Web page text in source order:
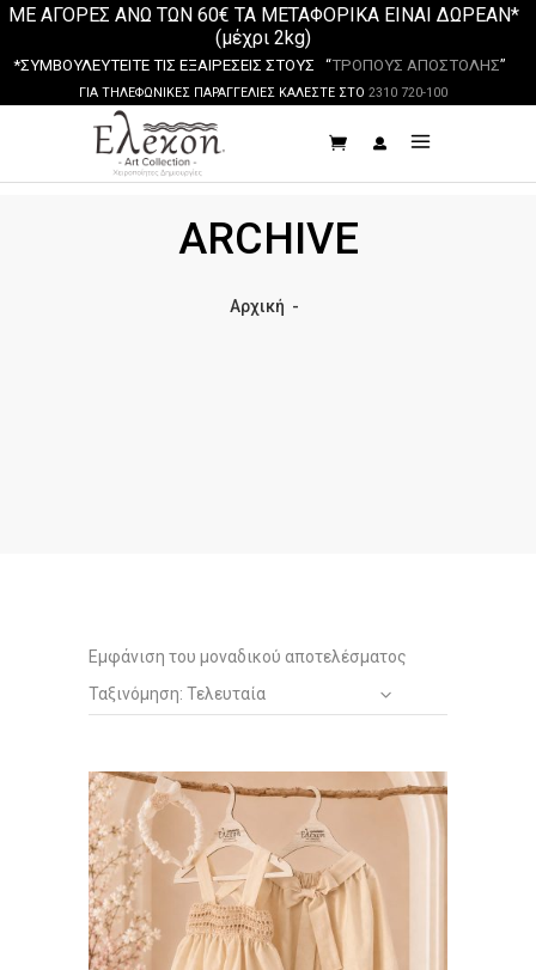
ΜΕ ΑΓΟΡΕΣ ΑΝΩ ΤΩΝ 60€ ΤΑ ΜΕΤΑΦΟΡΙΚΑ ΕΙΝΑΙ ΔΩΡΕΑΝ*
(μέχρι 2kg)
*ΣΥΜΒΟΥΛΕΥΤΕΙΤΕ ΤΙΣ ΕΞΑΙΡΕΣΕΙΣ ΣΤΟΥΣ “ΤΡΟΠΟΥΣ ΑΠΟΣΤΟΛΗΣ”
ΓΙΑ ΤΗΛΕΦΩΝΙΚΕΣ ΠΑΡΑΓΓΕΛΙΕΣ ΚΑΛΕΣΤΕ ΣΤΟ 2310 720-100
ARCHIVE
Αρχική -
Εμφάνιση του μοναδικού αποτελέσματος
Ταξινόμηση: Τελευταία